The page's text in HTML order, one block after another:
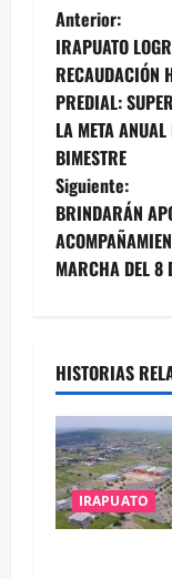
N
a
v
e
g
a
i
ó
n
d
e
Anterior:
IRAPUATO
RECAUDACIÓN
PREDIAL:
LA META
BIMESTRE
Siguiente:
BRINDARÁN
MARCHA DEL 8
HISTORIAS
IRAPUATO